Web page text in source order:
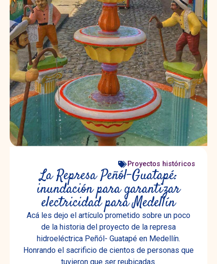
Proyectos históricos
La Represa Peñól-Guatapé:
inundación para garantizar
electricidad para Medellín
Acá les dejo el artículo prometido sobre un poco
de la historia del proyecto de la represa
hidroeléctrica Peñól- Guatapé en Medellín.
Honrando el sacrificio de cientos de personas que
tuvieron que ser reubicadas.